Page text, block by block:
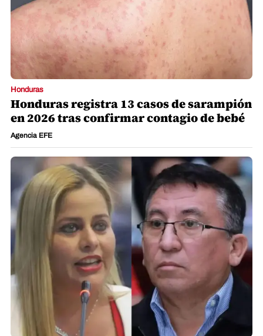
Honduras
Honduras registra 13 casos de sarampión
en 2026 tras confirmar contagio de bebé
Agencia EFE